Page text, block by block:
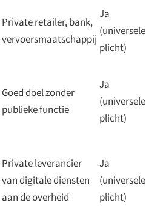
Private retailer, bank,
vervoersmaatschappij
Ja
(universele
plicht)
Goed doel zonder
publieke functie
Ja
(universele
plicht)
Private leverancier
van digitale diensten
aan de overheid
Ja
(universele
plicht)